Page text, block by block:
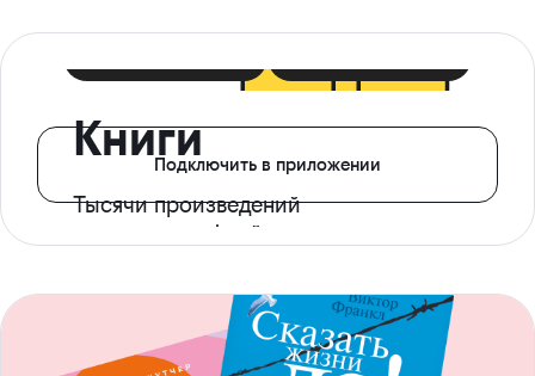
Книги
Тысячи произведений
с доступом офлайн
Подключить в приложении